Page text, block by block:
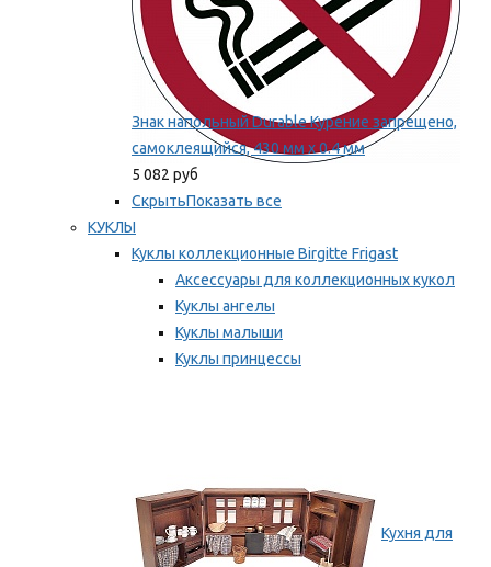
Знак напольный Durable Курение запрещено,
самоклеящийся, 430 мм х 0.4 мм
5 082 руб
СкрытьПоказать все
КУКЛЫ
Куклы коллекционные Birgitte Frigast
Аксессуары для коллекционных кукол
Куклы ангелы
Куклы малыши
Куклы принцессы
Кухня для